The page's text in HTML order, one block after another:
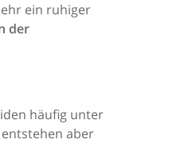
ein ruhiger
der
häufig unter
aber